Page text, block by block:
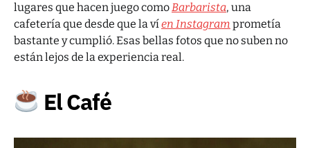
lugares que hacen juego comoBarbarista, una
cafetería que desde que la víen Instagram prometía
bastante y cumplió. Esas bellas fotos que no suben no
están lejos de la experiencia real.
El Café